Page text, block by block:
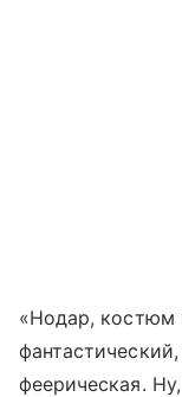
«Нодар, костюм
феерическая.